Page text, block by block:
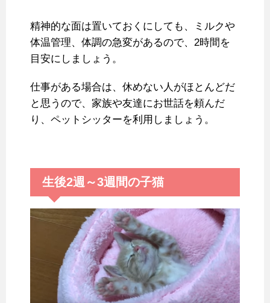
精神的な面は置いておくにしても、ミルクや
体温管理、体調の急変があるので、2時間を
目安にしましょう。
仕事がある場合は、休めない人がほとんどだ
と思うので、家族や友達にお世話を頼んだ
り、ペットシッターを利用しましょう。
生後2週～3週間の子猫